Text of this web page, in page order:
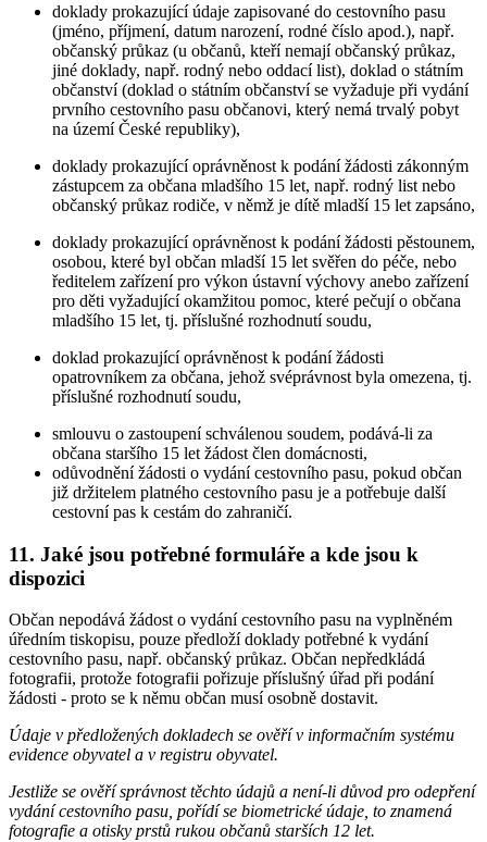
doklady prokazující údaje zapisované do cestovního pasu
(jméno, příjmení, datum narození, rodné číslo apod.), např.
občanský průkaz (u občanů, kteří nemají občanský průkaz,
jiné doklady, např. rodný nebo oddací list), doklad o státním
občanství (doklad o státním občanství se vyžaduje při vydání
prvního cestovního pasu občanovi, který nemá trvalý pobyt
na území České republiky),
doklady prokazující oprávněnost k podání žádosti zákonným
zástupcem za občana mladšího 15 let, např. rodný list nebo
občanský průkaz rodiče, v němž je dítě mladší 15 let zapsáno,
doklady prokazující oprávněnost k podání žádosti pěstounem,
osobou, které byl občan mladší 15 let svěřen do péče, nebo
ředitelem zařízení pro výkon ústavní výchovy anebo zařízení
pro děti vyžadující okamžitou pomoc, které pečují o občana
mladšího 15 let, tj. příslušné rozhodnutí soudu,
doklad prokazující oprávněnost k podání žádosti
opatrovníkem za občana, jehož svéprávnost byla omezena, tj.
příslušné rozhodnutí soudu,
smlouvu o zastoupení schválenou soudem, podává-li za
občana staršího 15 let žádost člen domácnosti,
odůvodnění žádosti o vydání cestovního pasu, pokud občan
již držitelem platného cestovního pasu je a potřebuje další
cestovní pas k cestám do zahraničí.
11. Jaké jsou potřebné formuláře a kde jsou k
dispozici
Občan nepodává žádost o vydání cestovního pasu na vyplněném
úředním tiskopisu, pouze předloží doklady potřebné k vydání
cestovního pasu, např. občanský průkaz. Občan nepředkládá
fotografii, protože fotografii pořizuje příslušný úřad při podání
žádosti - proto se k němu občan musí osobně dostavit.
Údaje v předložených dokladech se ověří v informačním systému
evidence obyvatel a v registru obyvatel.
Jestliže se ověří správnost těchto údajů a není-li důvod pro odepření
vydání cestovního pasu, pořídí se biometrické údaje, to znamená
fotografie a otisky prstů rukou občanů starších 12 let.